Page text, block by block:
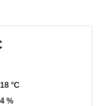
18 °C
%